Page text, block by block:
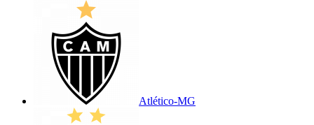
Atlético-MG